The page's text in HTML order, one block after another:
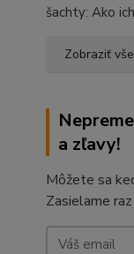
šachty: Ako
Zobraziť
a zľavy!
Môžete sa
Zasielame